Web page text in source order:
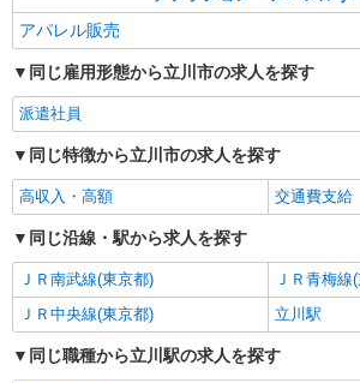
アパレル販売
同じ雇用形態から立川市の求人を探す
派遣社員
同じ特徴から立川市の求人を探す
高収入・高額 交通費支給
同じ沿線・駅から求人を探す
ＪＲ南武線(東京都)
ＪＲ青梅線
ＪＲ中央線(東京都)
立川駅
同じ職種から立川駅の求人を探す